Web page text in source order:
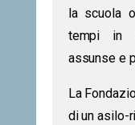
la scuola
tempi in
assunse e
La
di un asilo-